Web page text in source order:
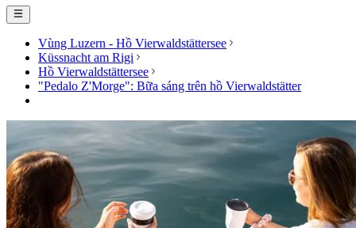
Vùng Luzern - Hồ Vierwaldstättersee
Küssnacht am Rigi
Hồ Vierwaldstättersee
"Pedalo Z'Morge": Bữa sáng trên hồ Vierwaldstätter